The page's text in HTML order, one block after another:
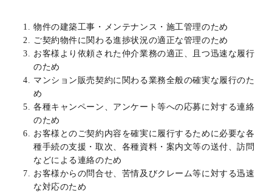
物件の建築工事・メンテナンス・施工管理のため
ご契約物件に関わる進捗状況の適正な管理のため
お客様より依頼された仲介業務の適正、且つ迅速な履行
のため
マンション販売契約に関わる業務全般の確実な履行のた
め
各種キャンペーン、アンケート等への応募に対する連絡
のため
お客様とのご契約内容を確実に履行するために必要な各
種手続の支援・取次、各種資料・案内文等の送付、訪問
などによる連絡のため
お客様からの問合せ、苦情及びクレーム等に対する迅速
な対応のため